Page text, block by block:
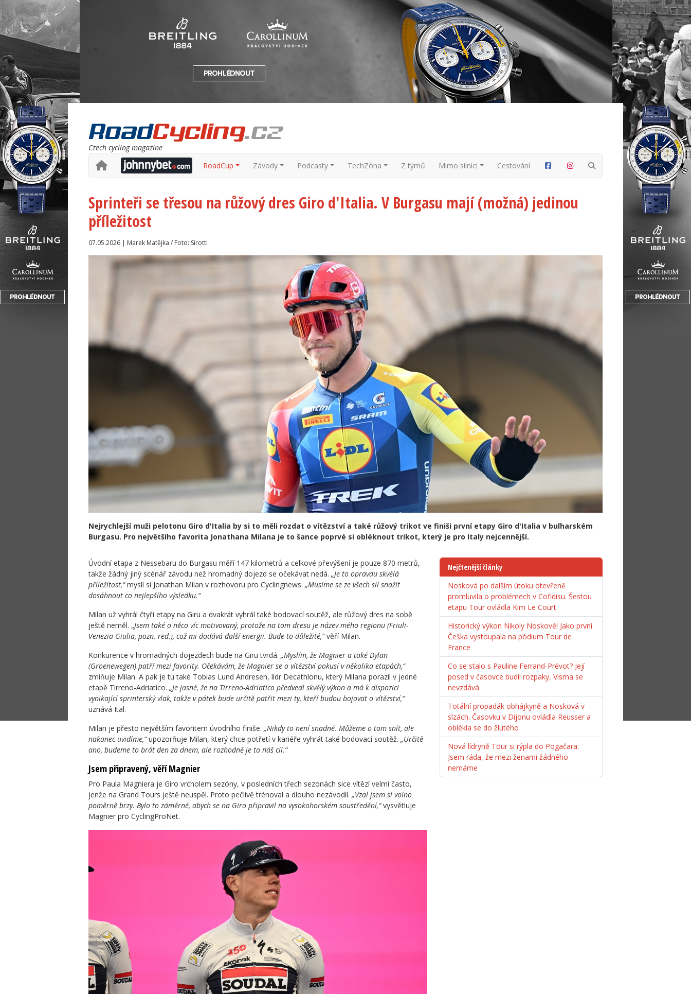
Czech cycling magazine
RoadCup
Závody Podcasty TechZóna Z týmů Mimo silnici Cestování
Sprinteři se třesou na růžový dres Giro d'Italia. V Burgasu mají (možná) jedinou
příležitost
07.05.2026 | Marek Matějka / Foto: Sirotti
Nejrychlejší muži pelotonu Giro d'Italia by si to měli rozdat o vítězství a také růžový trikot ve finiši první etapy Giro d'Italia v bulharském
Burgasu. Pro největšího favorita Jonathana Milana je to šance poprvé si obléknout trikot, který je pro Italy nejcennější.
Úvodní etapa z Nessebaru do Burgasu měří 147 kilometrů a celkové převýšení je pouze 870 metrů,
takže žádný jiný scénář závodu než hromadný dojezd se očekávat nedá. „Je to opravdu skvělá
příležitost,“myslí si Jonathan Milan v rozhovoru pro Cyclingnews. „Musíme se ze všech sil snažit
dosáhnout co nejlepšího výsledku.“
Milan už vyhrál čtyři etapy na Giru a dvakrát vyhrál také bodovací soutěž, ale růžový dres na sobě
ještě neměl. „Jsem také o něco víc motivovaný, protože na tom dresu je název mého regionu (Friuli-
Venezia Giulia, pozn. red.), což mi dodává další energii. Bude to důležité,“věří Milan.
Konkurence v hromadných dojezdech bude na Giru tvrdá. „Myslím, že Magnier a také Dylan
(Groenewegen) patří mezi favority. Očekávám, že Magnier se o vítězství pokusí v několika etapách,“
zmiňuje Milan. A pak je tu také Tobias Lund Andresen, lídr Decathlonu, který Milana porazil v jedné
etapě Tirreno-Adriatico. „Je jasné, že na Tirreno-Adriatico předvedl skvělý výkon a má k dispozici
vynikající sprinterský vlak, takže v pátek bude určitě patřit mezi ty, kteří budou bojovat o vítězství,“
uznává Ital.
Milan je přesto největším favoritem úvodního finiše. „Nikdy to není snadné. Můžeme o tom snít, ale
nakonec uvidíme,“upozorňuje Milan, který chce potřetí v kariéře vyhrát také bodovací soutěž. „Určitě
ano, budeme to brát den za dnem, ale rozhodně je to náš cíl.“
Jsem připravený, věří Magnier
Pro Paula Magniera je Giro vrcholem sezóny, v posledních třech sezonách sice vítězí velmi často,
jenže na Grand Tours ještě neuspěl. Proto pečlivě trénoval a dlouho nezávodil. „Vzal jsem si volno
poměrně brzy. Bylo to záměrné, abych se na Giro připravil na vysokohorském soustředění,“vysvětluje
Magnier pro CyclingProNet.
Nejčtenější články
Nosková po dalším útoku otevřeně
promluvila o problémech v Cofidisu. Šestou
etapu Tour ovládla Kim Le Court
Historický výkon Nikoly Noskové! Jako první
Češka vystoupala na pódium Tour de
France
Co se stalo s Pauline Ferrand-Prévot? Její
posed v časovce budil rozpaky, Visma se
nevzdává
Totální propadák obhájkyně a Nosková v
slzách. Časovku v Dijonu ovládla Reusser a
oblékla se do žlutého
Nová lídryně Tour si rýpla do Pogačara:
Jsem ráda, že mezi ženami žádného
nemáme